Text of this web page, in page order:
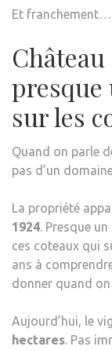
Et
presque
sur les
Quand on parle
pas d’un
La propriété
1924. Presque
ces coteaux qui
ans à
donner quand on
Aujourd’hui, le
hectares. Pas